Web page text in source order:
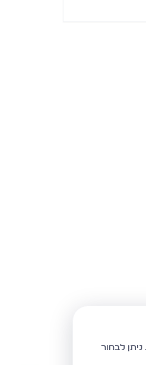
ניתן לבחור